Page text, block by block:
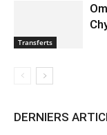
Transferts
DERNIERS